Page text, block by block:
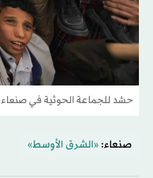
حشد للجماعة الحوثية في صنعاء
صنعاء: «الشرق الأوسط»